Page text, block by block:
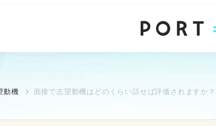
動機 面接で志望動機はどのくらい話せば評価されますか？